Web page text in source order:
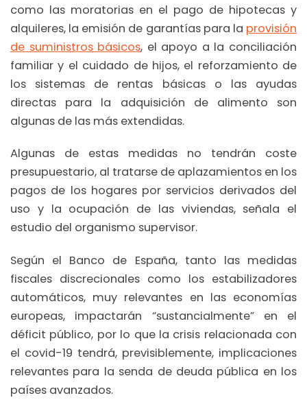
como las moratorias en el pago de hipotecas y
alquileres, la emisión de garantías para la provisión
de suministros básicos, el apoyo a la conciliación
familiar y el cuidado de hijos, el reforzamiento de
los sistemas de rentas básicas o las ayudas
directas para la adquisición de alimento son
algunas de las más extendidas.
Algunas de estas medidas no tendrán coste
presupuestario, al tratarse de aplazamientos en los
pagos de los hogares por servicios derivados del
uso y la ocupación de las viviendas, señala el
estudio del organismo supervisor.
Según el Banco de España, tanto las medidas
fiscales discrecionales como los estabilizadores
automáticos, muy relevantes en las economías
europeas, impactarán “sustancialmente” en el
déficit público, por lo que la crisis relacionada con
el covid-19 tendrá, previsiblemente, implicaciones
relevantes para la senda de deuda pública en los
países avanzados.